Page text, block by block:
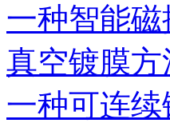
一种智能
真空镀膜方
一种可连